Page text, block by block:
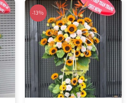
-13%